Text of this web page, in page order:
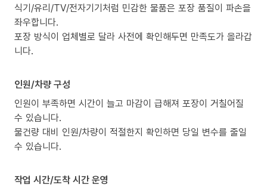
식기/유리/TV/전자기기처럼 민감한 물품은 포장 품질이 파손을
좌우합니다.
포장 방식이 업체별로 달라 사전에 확인해두면 만족도가 올라갑
니다.
인원/차량 구성
인원이 부족하면 시간이 늘고 마감이 급해져 포장이 거칠어질
수 있습니다.
물건량 대비 인원/차량이 적절한지 확인하면 당일 변수를 줄일
수 있습니다.
작업 시간/도착 시간 운영